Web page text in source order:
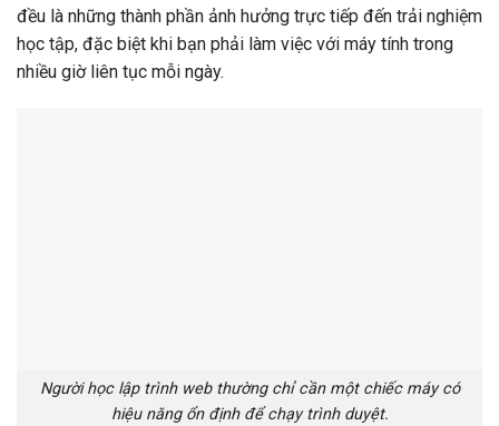
đều là những thành phần ảnh hưởng trực tiếp đến trải nghiệm
học tập, đặc biệt khi bạn phải làm việc với máy tính trong
nhiều giờ liên tục mỗi ngày.
Người học lập trình web thường chỉ cần một chiếc máy có
hiệu năng ổn định để chạy trình duyệt.